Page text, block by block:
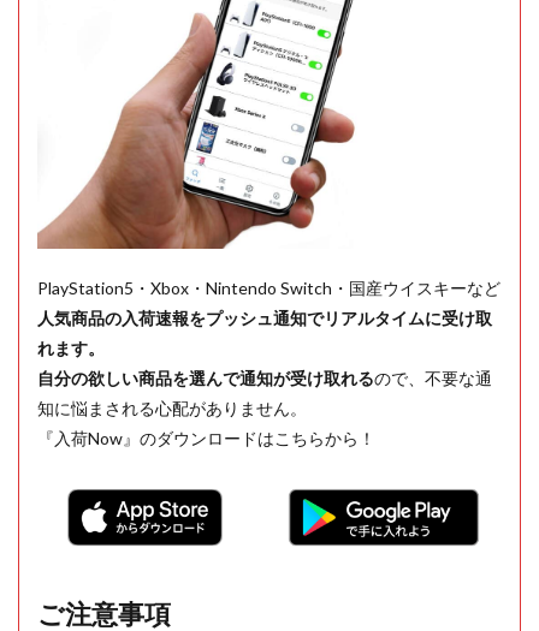
PlayStation5・Xbox・Nintendo Switch・国産ウイスキーなど
人気商品の入荷速報をプッシュ通知でリアルタイムに受け取
れます。
自分の欲しい商品を選んで通知が受け取れるので、不要な通
知に悩まされる心配がありません。
『入荷Now』のダウンロードはこちらから！
ご注意事項